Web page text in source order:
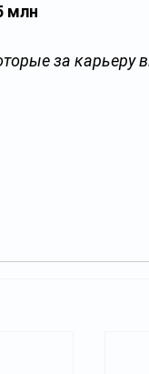
млн
за карьеру